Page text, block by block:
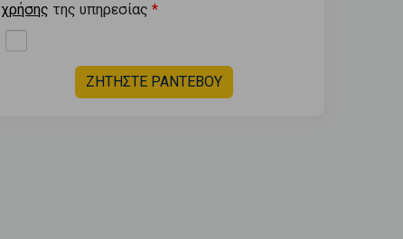
χρήσης της υπηρεσίας
ΖΗΤΗΣΤΕ ΡΑΝΤΕΒΟΥ